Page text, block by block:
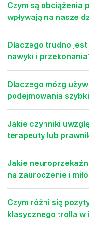
Czym są obciążenia
wpływają na nasze
Dlaczego trudno
nawyki i
Dlaczego mózg
podejmowania
Jakie czynniki
terapeuty lub
Jakie
na zauroczenie i
Czym różni się
klasycznego trolla w